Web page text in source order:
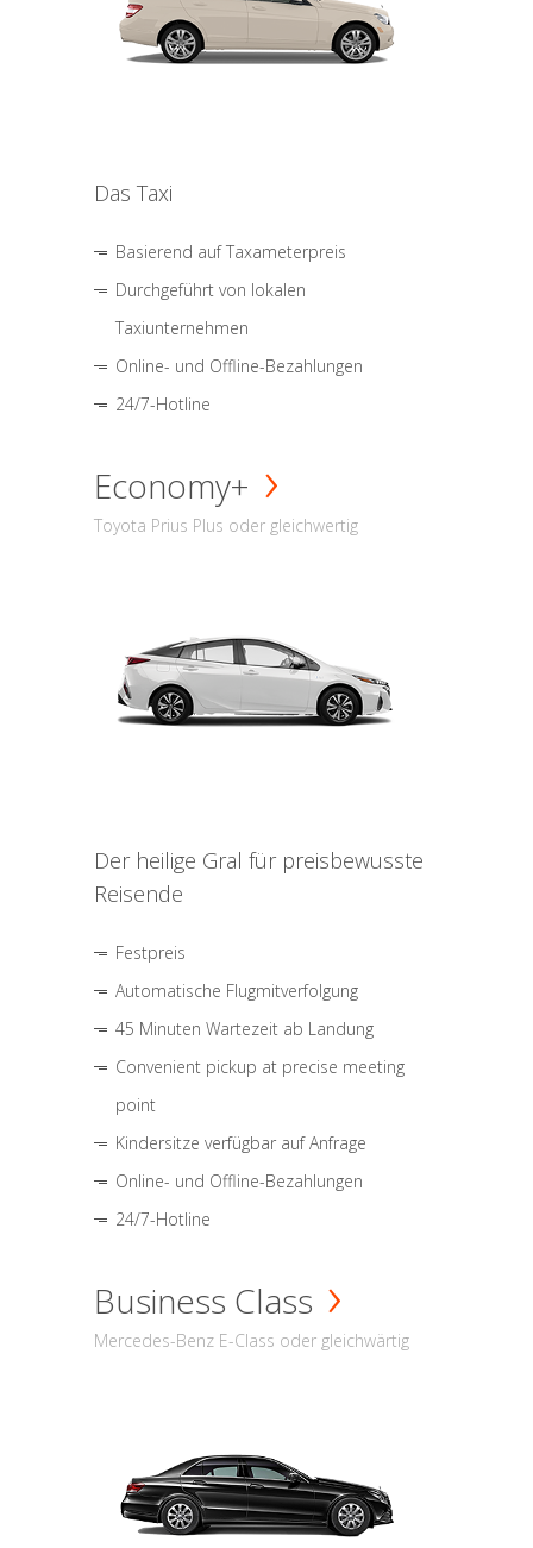
Das Taxi
Basierend auf Taxameterpreis
Durchgeführt von lokalen
Taxiunternehmen
Online- und Offline-Bezahlungen
24/7-Hotline
Economy+
Toyota Prius Plus oder gleichwertig
Der heilige Gral für preisbewusste
Reisende
Festpreis
Automatische Flugmitverfolgung
45 Minuten Wartezeit ab Landung
Convenient pickup at precise meeting
point
Kindersitze verfügbar auf Anfrage
Online- und Offline-Bezahlungen
24/7-Hotline
Business Class
Mercedes-Benz E-Class oder gleichwärtig